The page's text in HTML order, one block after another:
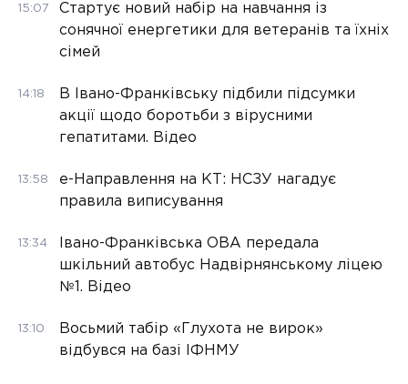
15:07
Стартує новий набір на навчання із
сонячної енергетики для ветеранів та їхніх
сімей
14:18
В Івано-Франківську підбили підсумки
акції щодо боротьби з вірусними
гепатитами. Відео
13:58
е-Направлення на КТ: НСЗУ нагадує
правила виписування
13:34
Івано-Франківська ОВА передала
шкільний автобус Надвірнянському ліцею
№1. Відео
13:10
Восьмий табір «Глухота не вирок»
відбувся на базі ІФНМУ